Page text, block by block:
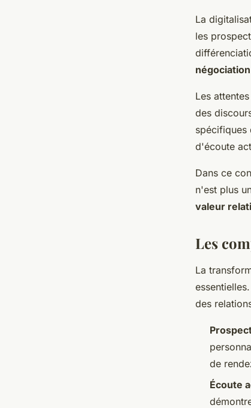
La
les
négociation
Les
des
spécifiques
d'écoute
Dans ce
n'est plus
valeur
Les
La
des
de
Écoute